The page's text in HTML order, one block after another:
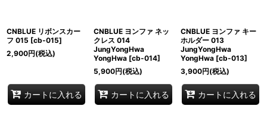
CNBLUE リボンスカー
フ 015 [cb-015]
2,900円(税込)
カートに入れる
CNBLUE ヨンファ ネッ
クレス 014
JungYongHwa
YongHwa [cb-014]
5,900円(税込)
カートに入れる
CNBLUE ヨンファ キー
ホルダー 013
JungYongHwa
YongHwa [cb-013]
3,900円(税込)
カートに入れる